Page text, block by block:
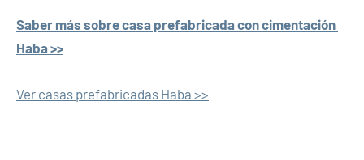
Saber más sobre casa prefabricada con cimentación
Haba >>
Ver casas prefabricadas Haba >>